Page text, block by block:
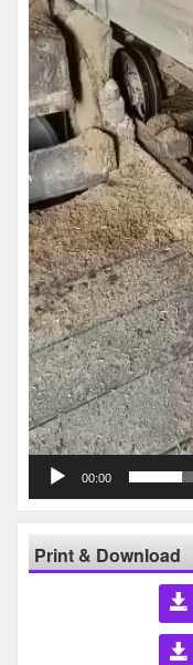
00:00
Print & Download